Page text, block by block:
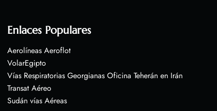
Enlaces Populares
Aerolíneas Aeroflot
VolarEgipto
Vías Respiratorias Georgianas Oficina Teherán en Irán
Transat Aéreo
Sudán vías Aéreas